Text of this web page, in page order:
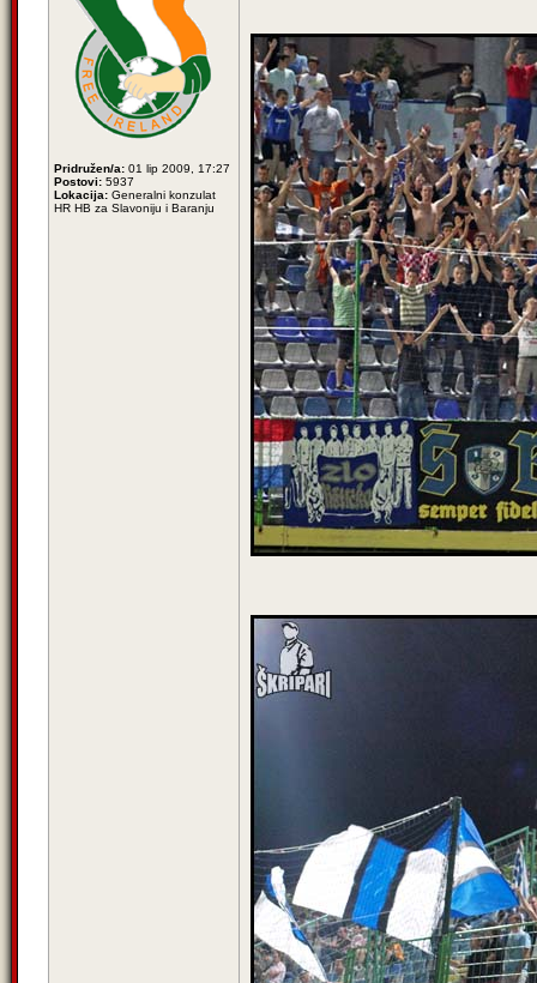
Pridružen/a: 01 lip 2009, 17:27
Postovi: 5937
Lokacija: Generalni konzulat
HR HB za Slavoniju i Baranju